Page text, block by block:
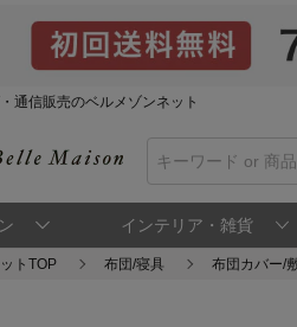
通信販売のベルメゾンネット
インテリア・雑貨
トTOP 布団/寝具 布団カバー/